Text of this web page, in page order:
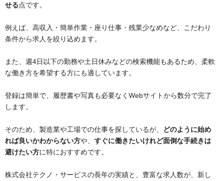
せる点です。
例えば、高収入・簡単作業・座り仕事・残業少なめなど、こだわり
条件から求人を絞り込めます。
また、週4日以下の勤務や土日休みなどの検索機能もあるため、柔軟
な働き方を希望する方にも適しています。
登録は簡単で、履歴書や写真も必要なくWebサイトから数分で完了
します。
そのため、製造業や工場での仕事を探しているが、
どのように始め
れば良いかわからない方や、 すぐに働きたいけれど面倒な手続きは
避けたい方に特におすすめです。
株式会社テクノ・サービスの長年の実績と、豊富な求人数が、新し